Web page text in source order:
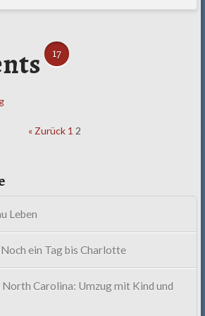
17
« Zurück 1 2
Leben
ein Tag bis Charlotte
North Carolina: Umzug mit Kind und